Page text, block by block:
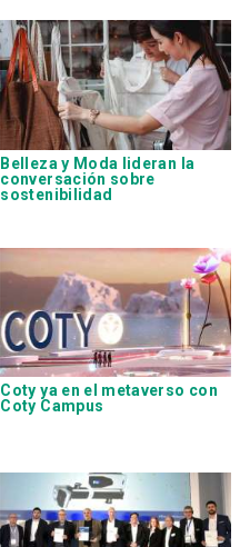
Belleza y Moda lideran la
conversación sobre
sostenibilidad
Coty ya en el metaverso con
Coty Campus